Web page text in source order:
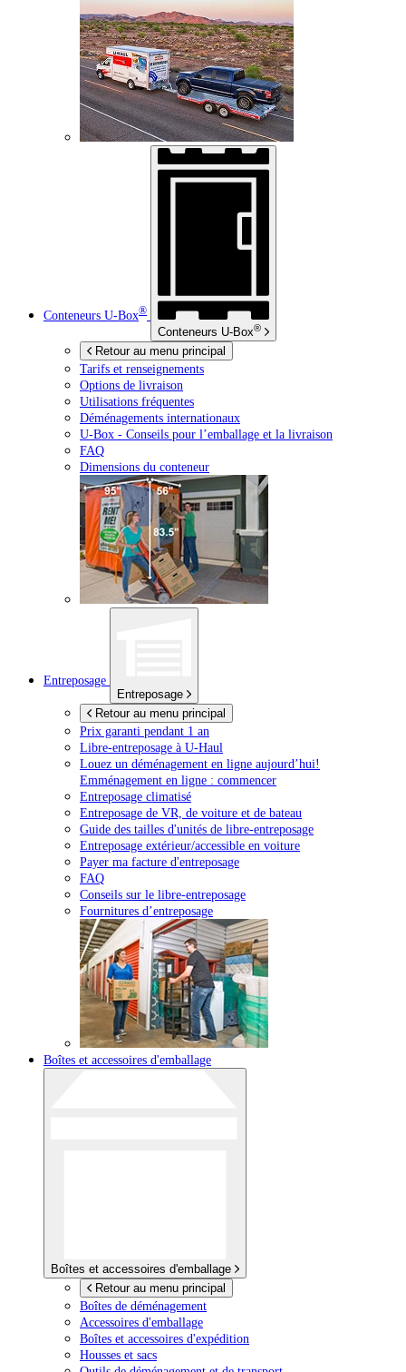
Conteneurs U-Box®
Conteneurs U-Box®
Retour au menu principal
Tarifs et renseignements
Options de livraison
Utilisations fréquentes
Déménagements internationaux
U-Box - Conseils pour l’emballage et la livraison
FAQ
Dimensions du conteneur
Entreposage
Entreposage
Retour au menu principal
Prix garanti pendant 1 an
Libre-entreposage à U-Haul
Louez un déménagement en ligne aujourd’hui!
Emménagement en ligne : commencer
Entreposage climatisé
Entreposage de VR, de voiture et de bateau
Guide des tailles d'unités de libre-entreposage
Entreposage extérieur/accessible en voiture
Payer ma facture d'entreposage
FAQ
Conseils sur le libre-entreposage
Fournitures d’entreposage
Boîtes et accessoires d'emballage
Boîtes et accessoires d'emballage
Retour au menu principal
Boîtes de déménagement
Accessoires d'emballage
Boîtes et accessoires d'expédition
Housses et sacs